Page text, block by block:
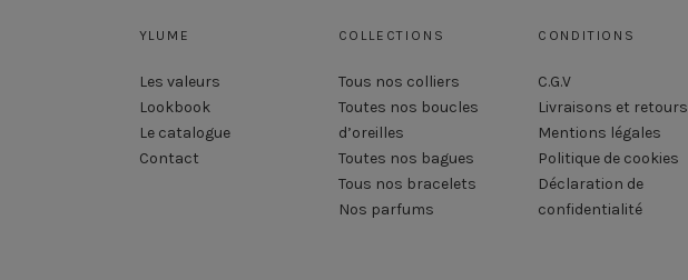
YLUME
Les valeurs
Lookbook
Le catalogue
Contact
COLLECTIONS
Tous nos colliers
Toutes nos boucles
d’oreilles
Toutes nos bagues
Tous nos bracelets
Nos parfums
CONDITIONS
C.G.V
Livraisons et retours
Mentions légales
Politique de cookies
Déclaration de
confidentialité